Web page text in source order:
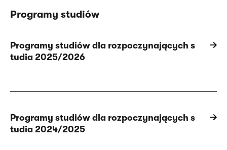
Programy studiów
Programy studiów dla rozpoczynających s
tudia 2025/2026
Programy studiów dla rozpoczynających s
tudia 2024/2025